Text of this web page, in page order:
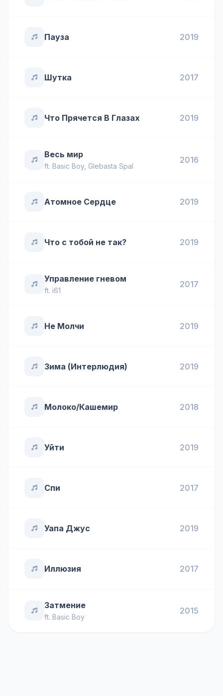
Пауза 2019
Шутка 2017
Что Прячется В Глазах 2019
Весь мир
ft. Basic Boy, Glebasta Spal
2016
Атомное Сердце 2019
Что с тобой не так? 2019
Управление гневом
ft. i61
2017
Не Молчи 2019
Зима (Интерлюдия) 2019
Молоко/Кашемир 2018
Уйти 2019
Спи 2017
Уапа Джус 2019
Иллюзия 2017
Затмение
ft. Basic Boy
2015